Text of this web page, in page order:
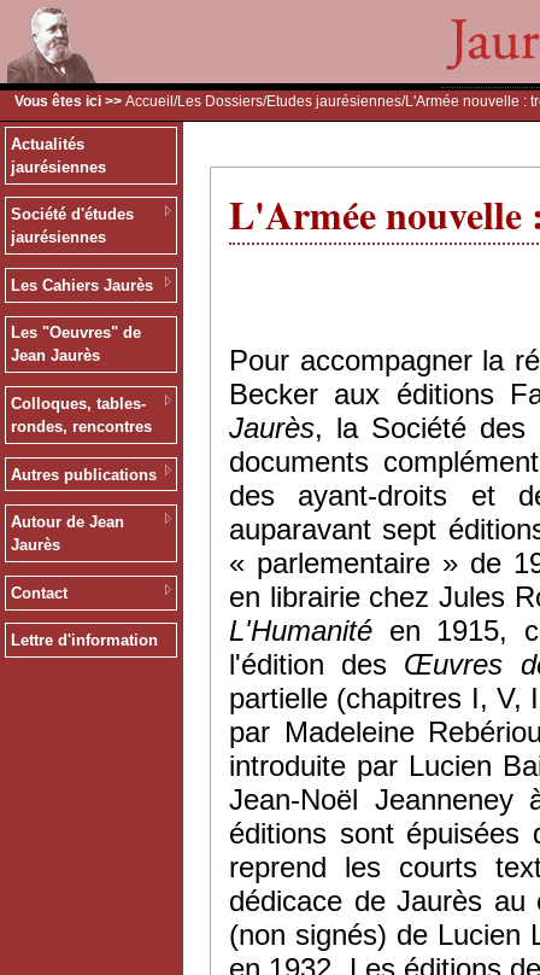
Vous êtes ici >> Accueil /Les Dossiers/Etudes jaurésiennes/L'Armée nouvelle :
Actualités
jaurésiennes
Société d'études
jaurésiennes
Les Cahiers Jaurès
Les "Oeuvres" de
Jean Jaurès
Colloques, tables-
rondes, rencontres
Autres publications
Autour de Jean
Jaurès
Contact
Lettre d'information
L'Armée
Pour accompagner la
Becker aux éditions
Jaurès, la Société des
documents
des ayant-droits et
auparavant sept
« parlementaire » de
en librairie chez Jules
L'Humanité en 1915,
l'édition des Œuvres
partielle (chapitres I, V,
par Madeleine
introduite par Lucien
Jean-Noël Jeanneney
éditions sont épuisées
reprend les courts
dédicace de Jaurès au
(non signés) de Lucien
en 1932. Les éditions